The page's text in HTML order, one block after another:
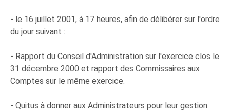
- le 16 juillet 2001, à 17 heures, afin de délibérer sur l'ordre
du jour suivant :
- Rapport du Conseil d'Administration sur l'exercice clos le
31 décembre 2000 et rapport des Commissaires aux
Comptes sur le même exercice.
- Quitus à donner aux Administrateurs pour leur gestion.